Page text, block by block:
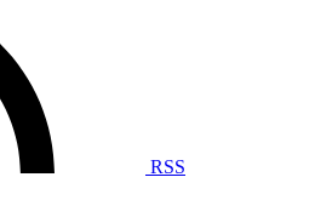
RSS